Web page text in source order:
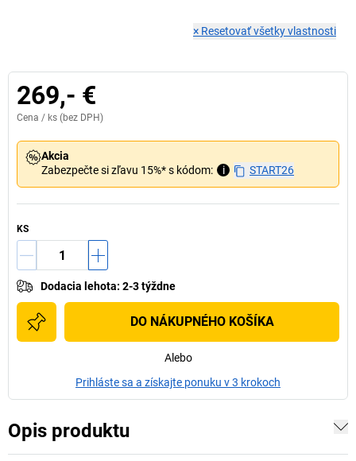
× Resetovať všetky vlastnosti
269,- €
Cena / ks (bez DPH)
Akcia
Zabezpečte si zľavu 15%* s kódom:
i START26
KS
Dodacia lehota: 2-3 týždne
DO NÁKUPNÉHO KOŠÍKA
Alebo
Prihláste sa a získajte ponuku v 3 krokoch
Opis produktu